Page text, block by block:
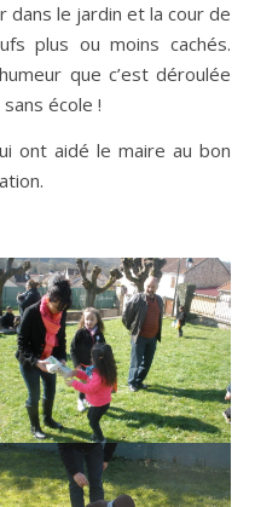
dans le jardin et la cour de
plus ou moins cachés.
que c’est déroulée
école !
ont aidé le maire au bon